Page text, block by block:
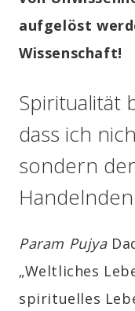
aufgelöst
Wissenschaft!
Spiritualität
dass ich
sondern
Handelnden
Param Pujya
„Weltliches
spirituelles